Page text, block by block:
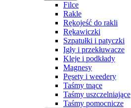
Filce
Rakle
Rękojeść do rakli
Rękawiczki
Szpatułki i patyczki
Igły i przekłuwacze
Kleje i podkłady
Magnesy
Pęsety i weedery
Taśmy tnące
Taśmy uszczelniające
Taśmy pomocnicze